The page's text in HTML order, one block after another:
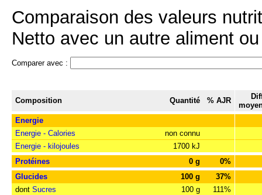
Comparaison des valeurs
Netto avec un autre aliment
Comparer avec :
Composition Quantité % AJR
Energie
Energie - Calories
non connu
Energie - kilojoules
1700 kJ
Protéines
0 g
0%
Glucides
100 g
37%
dont Sucres 100 g
111%